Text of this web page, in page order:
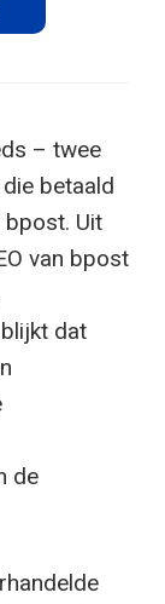
– twee
betaald
Uit
van bpost
dat
de